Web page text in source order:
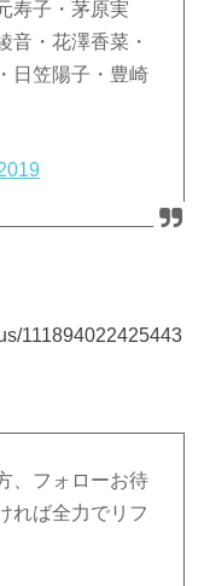
寿子・茅原実
音・花澤香菜・
日笠陽子・豊崎
111894022425443
、フォローお待
れば全力でリフ